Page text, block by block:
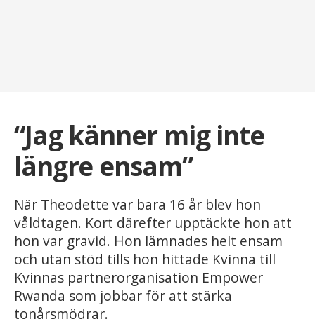
“Jag känner mig inte
längre ensam”
När Theodette var bara 16 år blev hon
våldtagen. Kort därefter upptäckte hon att
hon var gravid. Hon lämnades helt ensam
och utan stöd tills hon hittade Kvinna till
Kvinnas partnerorganisation Empower
Rwanda som jobbar för att stärka
tonårsmödrar.